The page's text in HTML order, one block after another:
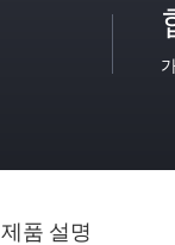
제품 설명